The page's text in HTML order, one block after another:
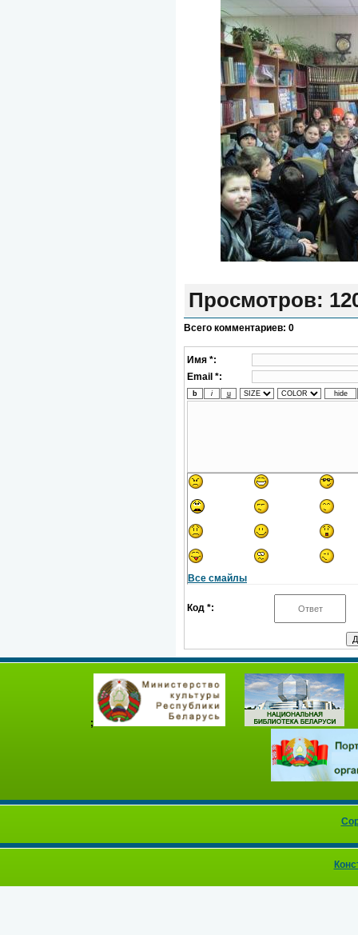
Просмотров:
Всего комментариев: 0
Имя *:
Email *:
Все смайлы
Код *:
;